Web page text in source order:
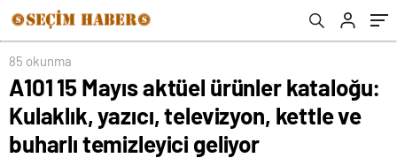
temizleyici geliyor
85 okunma
A101 15 Mayıs aktüel ürünler kataloğu:
Kulaklık, yazıcı, televizyon, kettle ve
buharlı temizleyici geliyor